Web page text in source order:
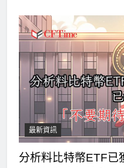
最新資訊
分析料比特幣ETF已